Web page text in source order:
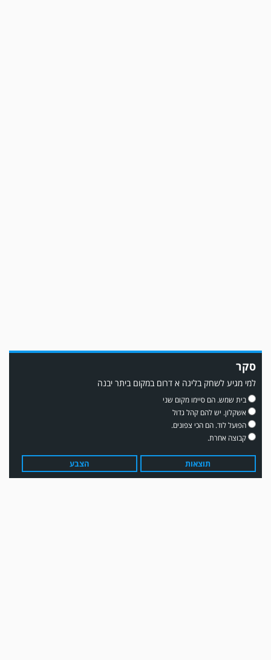
ממן ▫️אליאור משלי ▫️גול עצמי ▫️קובי מור
סקר
למי מגיע לשחק בליגה א דרום במקום ביתר יבנה
בית שמש. הם סיימו מקום שני
אשקלון. יש להם קהל גדול
הפועל לוד. הם הכי צפונים.
קבוצה אחרת.
תוצאות הצבע